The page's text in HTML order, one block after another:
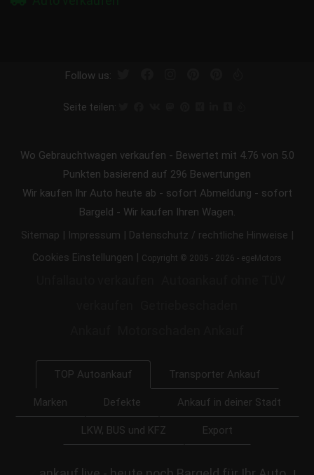
Follow us:
Seite teilen:
Wo Gebrauchtwagen verkaufen - Bewertet mit 4.76 von 5.0
Punkten basierend auf 296 Bewertungen
Wir kaufen Ihr Auto heute ab - sofort Abmeldung - sofort
Bargeld - Wir kaufen Ihren Wagen.
Sitemap | Impressum | Datenschutz / rechtliche Hinweise |
Cookies Einstellungen | Copyright © 2005 - 2026 - egeMotors
TOP Autoankauf Transporter Ankauf
Marken Defekte Ankauf in deiner Stadt
LKW, BUS und KFZ Export